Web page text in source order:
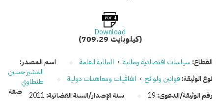
Download
(709.29 كيلوبايت)
القطاع: سياسات اقتصادية ومالية › المالية العامة
نوع الوثيقة: قوانين ولوائح › اتفاقيات ومعاهدات دولية
رقم الوثيقة/الدعوى: 19 سنة الإصدار/السنة القضائية: 2011
اسم المصدر:
المشير حسين
طنطاوي
صفة